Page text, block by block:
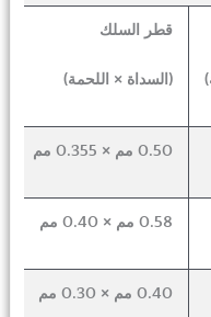
قطر السلك
(السداة × اللحمة)
0.50 مم × 0.355 مم
0.58 مم × 0.40 مم
0.40 مم × 0.30 مم